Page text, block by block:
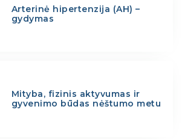
Arterinė hipertenzija (AH) –
gydymas
Mityba, fizinis aktyvumas ir
gyvenimo būdas nėštumo metu